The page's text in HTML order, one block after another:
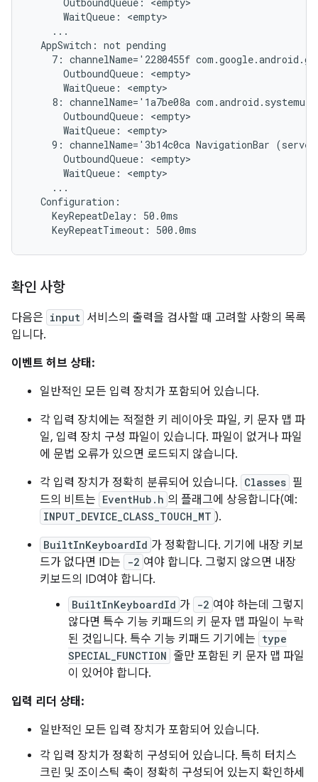
      WaitQueue: <empty>
    ...
  AppSwitch: not pending
7: channelName='2280455f
      OutboundQueue: <empty>
      WaitQueue: <empty>
8: channelName='1a7be08a
      OutboundQueue: <empty>
      WaitQueue: <empty>
9: channelName='3b14c0ca NavigationBar
      OutboundQueue: <empty>
      WaitQueue: <empty>
    ...
  Configuration:
    KeyRepeatDelay: 50.0ms
확인 사항
다음은 input 서비스의 출력을 검사할 때 고려할 사항의 목록
입니다.
이벤트 허브 상태:
일반적인 모든 입력 장치가 포함되어 있습니다.
각 입력 장치에는 적절한 키 레이아웃 파일, 키 문자 맵 파
일, 입력 장치 구성 파일이 있습니다. 파일이 없거나 파일
에 문법 오류가 있으면 로드되지 않습니다.
각 입력 장치가 정확히 분류되어 있습니다. Classes 필
드의 비트는 EventHub.h 의 플래그에 상응합니다(예:
INPUT_DEVICE_CLASS_TOUCH_MT ).
BuiltInKeyboardId 가 정확합니다. 기기에 내장 키보
드가 없다면 ID는
-2 여야 합니다. 그렇지 않으면 내장
키보드의 ID여야 합니다.
BuiltInKeyboardId 가 -2 여야 하는데 그렇지
않다면 특수 기능 키패드의 키 문자 맵 파일이 누락
된 것입니다. 특수 기능 키패드 기기에는 type
SPECIAL_FUNCTION 줄만 포함된 키 문자 맵 파일
이 있어야 합니다.
입력 리더 상태:
일반적인 모든 입력 장치가 포함되어 있습니다.
각 입력 장치가 정확히 구성되어 있습니다. 특히 터치스
크린 및 조이스틱 축이 정확히 구성되어 있는지 확인하세